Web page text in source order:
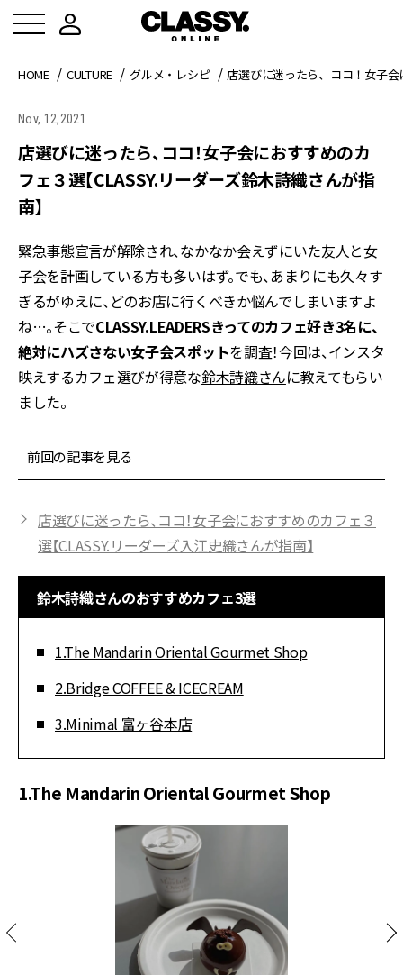
HOME CULTURE グルメ・レシピ 店選びに迷ったら、ココ！女子
Nov, 12,2021
店選びに迷ったら、ココ！女子会におすすめのカ
フェ３選【CLASSY.リーダーズ鈴木詩織さんが指
南】
緊急事態宣言が解除され、なかなか会えずにいた友人と女
子会を計画している方も多いはず。でも、あまりにも久々す
ぎるがゆえに、どのお店に行くべきか悩んでしまいますよ
ね…。そこでCLASSY.LEADERSきってのカフェ好き3名に、
絶対にハズさない女子会スポットを調査！今回は、インスタ
映えするカフェ選びが得意な鈴木詩織さんに教えてもらい
ました。
前回の記事を見る
店選びに迷ったら、ココ！女子会におすすめのカフェ３
選【CLASSY.リーダーズ入江史織さんが指南】
鈴木詩織さんのおすすめカフェ3選
1.The Mandarin Oriental Gourmet Shop
2.Bridge COFFEE & ICECREAM
3.Minimal 富ヶ谷本店
1.The Mandarin Oriental Gourmet Shop